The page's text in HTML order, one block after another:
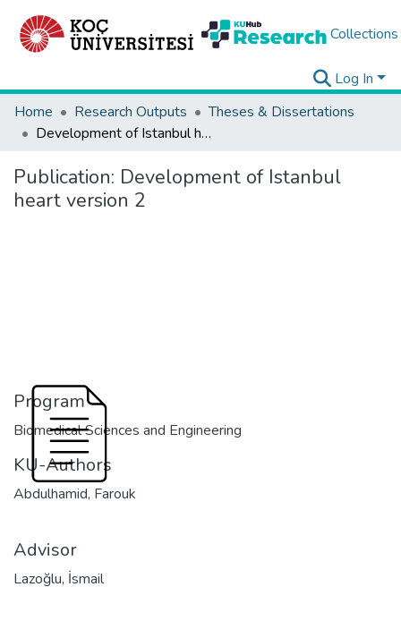
Collections
Log In
Home
Research Outputs
Theses & Dissertations
Development of Istanbul heart version 2
Publication: Development of Istanbul
heart version 2
Program
Biomedical Sciences and Engineering
KU-Authors
Abdulhamid, Farouk
Advisor
Lazoğlu, İsmail